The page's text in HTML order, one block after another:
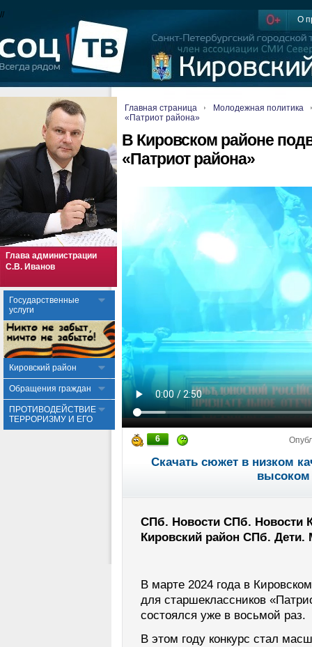
О
//
Глава администрации
С.В. Иванов
Государственные
услуги
Кировский район
Обращения граждан
ПРОТИВОДЕЙСТВИЕ
ТЕРРОРИЗМУ И ЕГО
Главная страница
Молодежная политика
«Патриот района»
В Кировском районе
«Патриот района»
6
Скачать сюжет в низком
высоком
СПб. Новости СПб. Новости
Кировский район СПб.
В марте 2024 года в
для старшеклассников
состоялся уже в восьмой раз.
В этом году конкурс стал